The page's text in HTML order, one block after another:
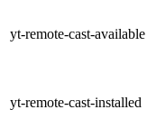
yt-remote-cast-available
yt-remote-cast-installed